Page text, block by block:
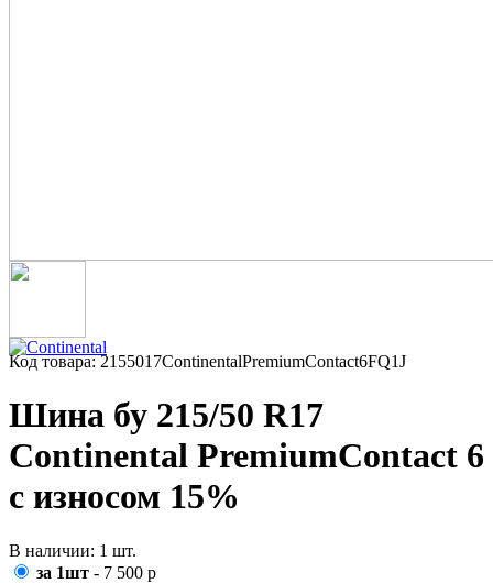
Код товара: 2155017ContinentalPremiumContact6FQ1J
Шина бу 215/50 R17
Continental PremiumContact 6
с износом 15%
В наличии: 1 шт.
за 1шт - 7 500 р